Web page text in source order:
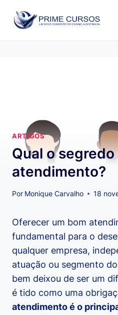
para
ARTIGOS
Qual o
atendimento?
Por Monique Carvalho 18
Oferecer um bom
fundamental para o
qualquer empresa,
atuação ou segmento
bem deixou de ser um
é tido como uma
atendimento é o